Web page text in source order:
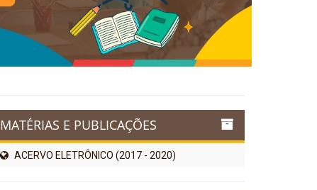
MATÉRIAS E PUBLICAÇÕES
ACERVO ELETRÔNICO (2017 - 2020)